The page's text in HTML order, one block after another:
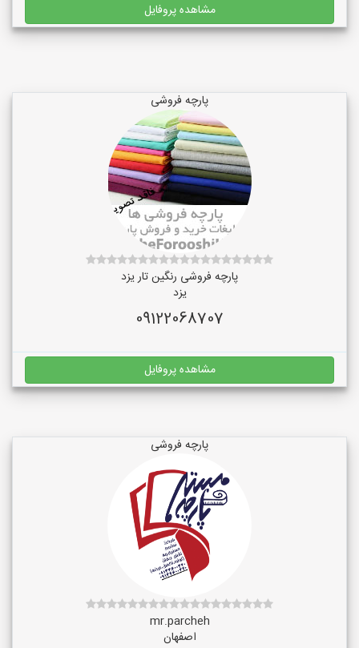
مشاهده پروفایل
پارچه فروشی
پارچه فروشی رنگین تار یزد
یزد
09122068707
مشاهده پروفایل
پارچه فروشی
mr.parcheh
اصفهان